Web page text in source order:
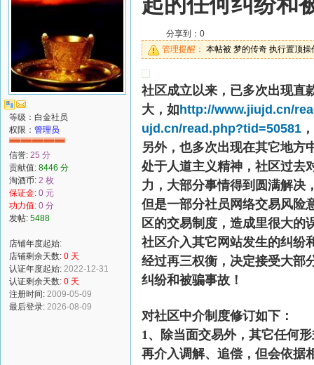
等级：白金社员
权限： 管理员
信誉: 25 分
贡献值: 8446 分
淘酒币: 2 枚
保证金: 0 元
功力值: 0 分
发帖: 5488
店铺年度起始:
店铺剩余天数: 0 天
认证年度起始: 2022-12-31
认证剩余天数: 0 天
注册时间: 2009-05-09
最后登录: 2026-08-09
分享到： 0
管理提醒： 本帖被 梦的传奇 执行置顶
社区成立以来，已多次出现直
大，如 http://www.jiujd.cn/
ujd.cn/read.php?tid=50581
另外，也多次出现在其它地方
处于人道主义精神，社区过去
力，大部分事情得到圆满解决
但是一部分社员网络交易风险
区的交易制度，造成里很大的
社区介入其它网站发生的纠纷
经过再三权衡，决定接受大部
纠纷和被骗事故！
对社区中介制度修订如下：
1、除当面交易外，其它任何
再介入调解、追偿，但会依据